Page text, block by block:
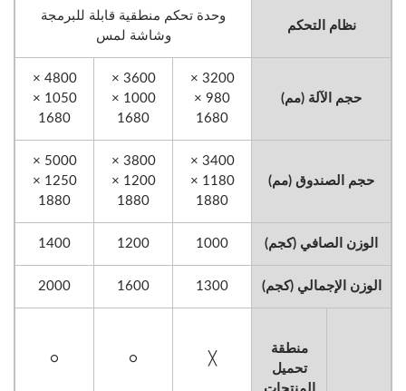
نظام التحكم
وحدة تحكم منطقية قابلة للبرمجة
وشاشة لمس
حجم الآلة (مم)
3200 ×
980 ×
1680
3600 ×
1000 ×
1680
4800 ×
1050 ×
1680
حجم الصندوق (مم)
3400 ×
1180 ×
1880
3800 ×
1200 ×
1880
5000 ×
1250 ×
1880
الوزن الصافي (كجم) 1000
1200
1400
الوزن الإجمالي (كجم) 1300
1600
2000
منطقة
تحميل
╳
○
○